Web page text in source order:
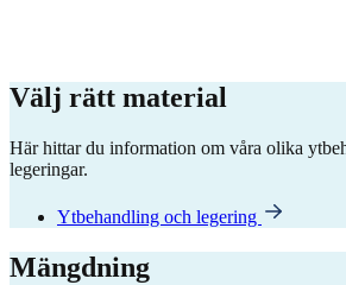
Välj rätt material
Här hittar du information om våra olika
legeringar.
Ytbehandling och legering
Mängdning